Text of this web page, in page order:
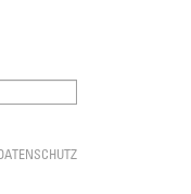
NAVIGATION